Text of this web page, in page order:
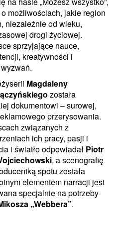
możliwościach, jakie region
niezależnie od wieku,
drogi życiowej.
sprzyjające nauce,
kreatywności i
Magdaleny
została
dokumentowi – surowej,
przerysowania.
związanych z
ich pracy, pasji i
i światło odpowiadał Piotr
, a scenografię
spotu została
elementem narracji jest
specjalnie na potrzeby
„Webbera”.